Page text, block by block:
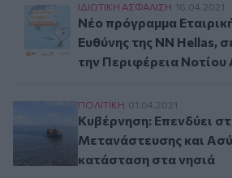
Νέο πρόγραμμα
ΙΔΙΩΤΙΚΗ ΑΣΦAΛΙΣΗ 16.04.2021
Νέο πρόγραμμα
Ευθύνης της NN Hellas,
την Περιφέρεια Νοτίου
Κυβέρνηση: Επενδύει
ΠΟΛΙΤΙΚΗ 01.04.2021
Κυβέρνηση: Επενδύει
Μετανάστευσης και
κατάσταση στα νησιά